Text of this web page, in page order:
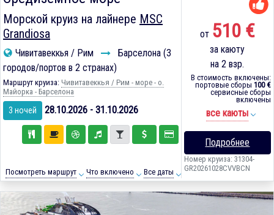
Морской круиз на лайнере MSC
Grandiosa
Чивитавеккья / Рим
Барселона (3
городов/портов в 2 странах)
Маршрут круиза: Чивитавеккья / Рим - море - о.
Майорка - Барселона
3 ночей 28.10.2026 - 31.10.2026
Посмотреть маршрут Что включено Все даты
от 510 €
за каюту
на 2 взр.
В стоимость включены:
портовые сборы 100 €
сервисные сборы
включены
все каюты
Подробнее
Номер круиза: 31304-
GR20261028CVVBCN